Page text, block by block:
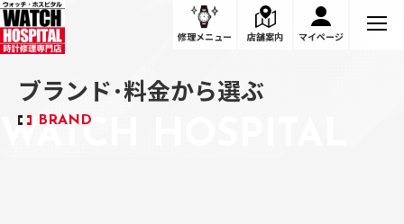
修理メニュー 店舗案内 マイページ
ブランド･料金から選ぶ
ブランド･料金から選ぶ
BRAND